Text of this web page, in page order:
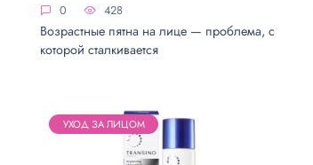
0 428
Возрастные пятна на лице — проблема, с
которой сталкивается
УХОД ЗА ЛИЦОМ